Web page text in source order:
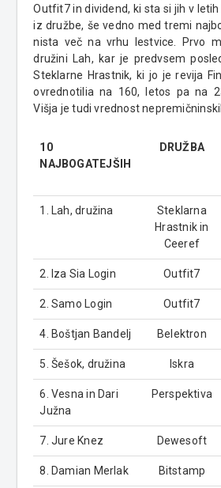
Outfit7 in dividend, ki sta si jih v
iz družbe, še vedno med tremi
nista več na vrhu lestvice. Prvo
družini Lah, kar je predvsem
Steklarne Hrastnik, ki jo je revija
ovrednotilia na 160, letos pa na
Višja je tudi vrednost
10
NAJBOGATEJŠIH
DRUŽBA
1. Lah, družina
Steklarna
Hrastnik in
Ceeref
2. Iza Sia Login Outfit7
2. Samo Login Outfit7
4. Boštjan Bandelj Belektron
5. Šešok, družina Iskra
6. Vesna in Dari
Južna
Perspektiva
7. Jure Knez Dewesoft
8. Damian Merlak Bitstamp